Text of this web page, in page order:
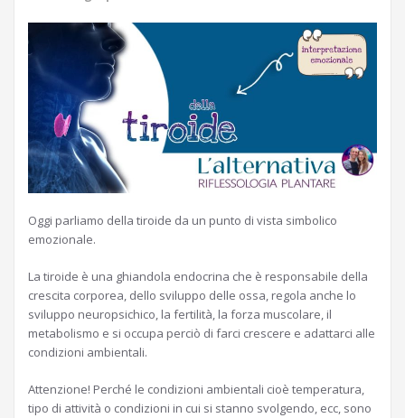
Oggi parliamo della tiroide da un punto di vista simbolico
emozionale.
La tiroide è una ghiandola endocrina che è responsabile della
crescita corporea, dello sviluppo delle ossa, regola anche lo
sviluppo neuropsichico, la fertilità, la forza muscolare, il
metabolismo e si occupa perciò di farci crescere e adattarci alle
condizioni ambientali.
Attenzione! Perché le condizioni ambientali cioè temperatura,
tipo di attività o condizioni in cui si stanno svolgendo, ecc, sono